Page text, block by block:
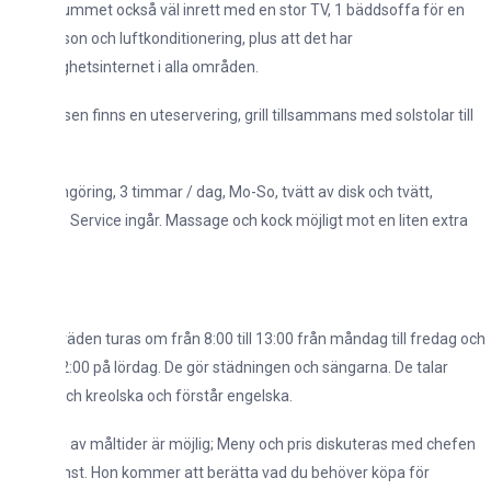
också väl inrett med en stor TV, 1 bäddsoffa för en
och luftkonditionering, plus att det har
i alla områden.
finns en uteservering, grill tillsammans med solstolar till
3 timmar / dag, Mo-So, tvätt av disk och tvätt,
Service ingår. Massage och kock möjligt mot en liten extra
turas om från 8:00 till 13:00 från måndag till fredag och
på lördag. De gör städningen och sängarna. De talar
kreolska och förstår engelska.
av måltider är möjlig; Meny och pris diskuteras med chefen
Hon kommer att berätta vad du behöver köpa för